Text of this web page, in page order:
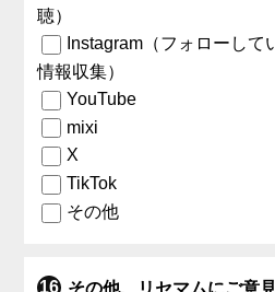
聴）
Instagram（フォローし
情報収集）
YouTube
mixi
X
TikTok
その他
その他、リセマムにご意